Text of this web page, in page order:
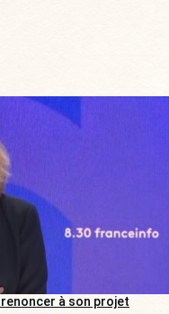
renoncer à son projet